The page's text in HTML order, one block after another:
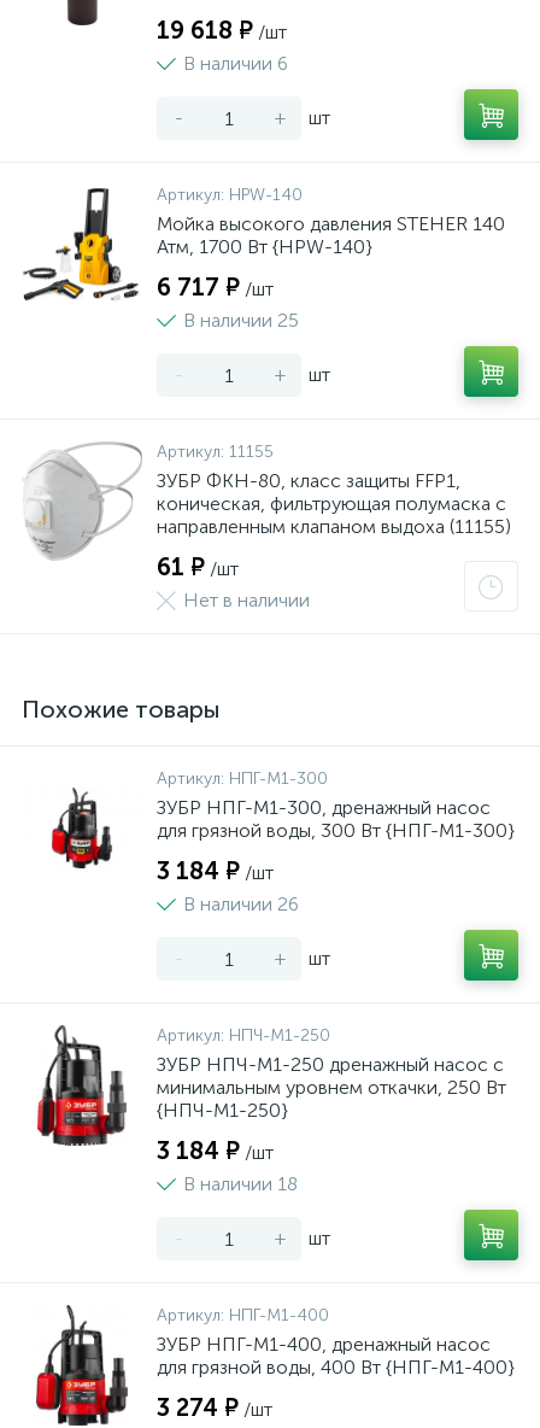
19 618 ₽ /шт
В наличии 6
- + шт
Артикул: HPW-140
Мойка высокого давления STEHER 140
Атм, 1700 Вт {HPW-140}
6 717 ₽ /шт
В наличии 25
- + шт
Артикул: 11155
ЗУБР ФКН-80, класс защиты FFP1,
коническая, фильтрующая полумаска с
направленным клапаном выдоха (11155)
61 ₽ /шт
Нет в наличии
Похожие товары
Артикул: НПГ-М1-300
ЗУБР НПГ-М1-300, дренажный насос
для грязной воды, 300 Вт {НПГ-М1-300}
3 184 ₽ /шт
В наличии 26
- + шт
Артикул: НПЧ-М1-250
ЗУБР НПЧ-М1-250 дренажный насос с
минимальным уровнем откачки, 250 Вт
{НПЧ-М1-250}
3 184 ₽ /шт
В наличии 18
- + шт
Артикул: НПГ-М1-400
ЗУБР НПГ-М1-400, дренажный насос
для грязной воды, 400 Вт {НПГ-М1-400}
3 274 ₽ /шт